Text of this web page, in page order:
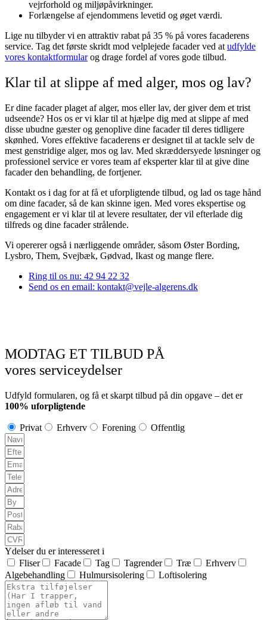
vejrforhold og miljøpåvirkninger.
Forlængelse af ejendommens levetid og øget værdi.
Lige nu tilbyder vi en attraktiv rabat på 35 % på vores facaderens
service. Tag det første skridt mod velplejede facader ved at udfylde
vores kontaktformularog drage fordel af vores gode tilbud.
Klar til at slippe af med alger, mos og lav?
Er dine facader plaget af alger, mos eller lav, der giver dem et trist
udseende? Hos os er vi klar til at hjælpe dig med at slippe af med
disse ubudne gæster og genoplive dine facader til deres tidligere
skønhed. Vores effektive facaderens er designet til at tackle selv de
mest genstridige alger, mos og lav. Med skræddersyede løsninger og
professionel service er vores team af eksperter klar til at give dine
facader den behandling, de fortjener.
Kontakt os i dag for at få et uforpligtende tilbud, og lad os tage hånd
om dine facader, så de kan skinne igen. Med vores ekspertise og
engagement er vi klar til at levere resultater, der vil efterlade dig
tilfreds og dine facader strålende.
Vi opererer også i nærliggende områder, såsom Øster Bording,
Lysbro, Them, Svejbæk, Gødvad, Ikast og mange flere.
Ring til os nu: 42 94 22 32
Send os en email: kontakt@vejle-algerens.dk
MODTAG ET TILBUD PÅ
vores serviceydelser
Udfyld formularen, og få et skarpt tilbud på din opgave – det er
100% uforpligtende
Privat Erhverv Forening Offentlig
Ydelser du er interesseret i
Fliser
Facade Tag Tagrender Træ
Erhverv
Algebehandling
Hulmursisolering Loftisolering